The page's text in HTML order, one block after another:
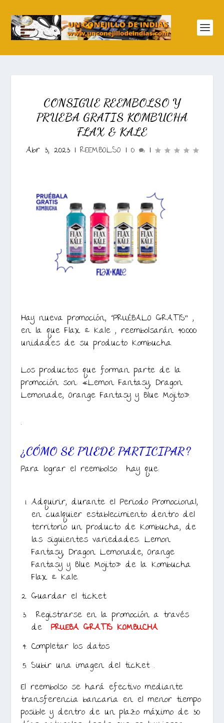
CONSIGUE REEMBOLSO Y
PRUEBA GRATIS KOMBUCHA
FLAX & KALE
Abr 3, 2023 | REEMBOLSO | 0 |
Hay nueva promoción, “PRUÉBALO GRATIS” ,
en la que Flax & Kale , reembolsarán 40.000
unidades de su producto Kombucha.
Los productos que forman parte de la
promoción son: «Lemon Fantasy, Dragon
Lemonade, Orange Fantasy y Blue Mojito».
.
¿CÓMO SE PUEDE PARTICIPAR?
Para lograr el reembolso hay que:
Adquirir, durante el Periodo Promocional,
en cualquier establecimiento dentro del
territorio un producto de Kombucha, de
las siguientes variedades: Lemon
Fantasy, Dragon Lemonade, Orange
Fantasy y Blue Mojito» de la Kombucha
Flax & Kale.
Guardar el ticket.
Registrarse en la promoción a través
de PRUEBA GRATIS KOMBUCHA
Completar los datos
Subir una imagen del ticket .
El reembolso se hará efectivo mediante
transferencia bancaria en el menor tiempo
posible y dentro de un plazo máximo de 30